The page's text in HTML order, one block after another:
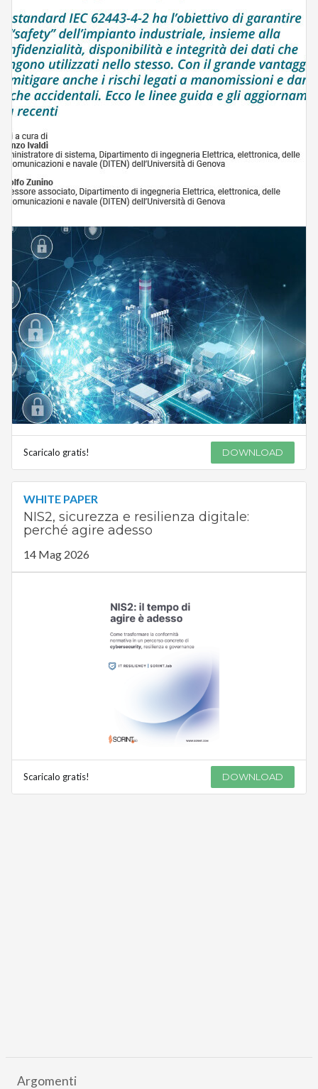
Scaricalo gratis! DOWNLOAD
WHITE PAPER
NIS2, sicurezza e resilienza digitale:
perché agire adesso
14 Mag 2026
Scaricalo gratis! DOWNLOAD
Argomenti